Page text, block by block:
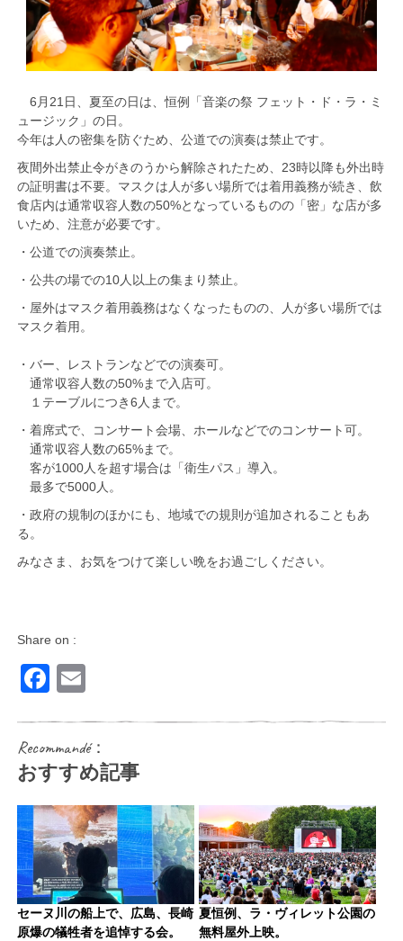
6月21日、夏至の日は、恒例「音楽の祭 フェット・ド・ラ・ミ
ュージック」の日。
今年は人の密集を防ぐため、公道での演奏は禁止です。
夜間外出禁止令がきのうから解除されたため、23時以降も外出時
の証明書は不要。マスクは人が多い場所では着用義務が続き、飲
食店内は通常収容人数の50%となっているものの「密」な店が多
いため、注意が必要です。
・公道での演奏禁止。
・公共の場での10人以上の集まり禁止。
・屋外はマスク着用義務はなくなったものの、人が多い場所では
マスク着用。
・バー、レストランなどでの演奏可。
通常収容人数の50%まで入店可。
１テーブルにつき6人まで。
・着席式で、コンサート会場、ホールなどでのコンサート可。
通常収容人数の65%まで。
客が1000人を超す場合は「衛生パス」導入。
最多で5000人。
・政府の規制のほかにも、地域での規則が追加されることもあ
る。
みなさま、お気をつけて楽しい晩をお過ごしください。
Share on :
Facebook
Recommandé：
おすすめ記事
セーヌ川の船上で、広島、長崎
原爆の犠牲者を追悼する会。
夏恒例、ラ・ヴィレット公園の
無料屋外上映。